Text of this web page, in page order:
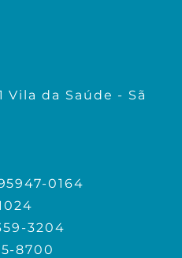
Vila da Saúde - Sã
0164
3204
8700